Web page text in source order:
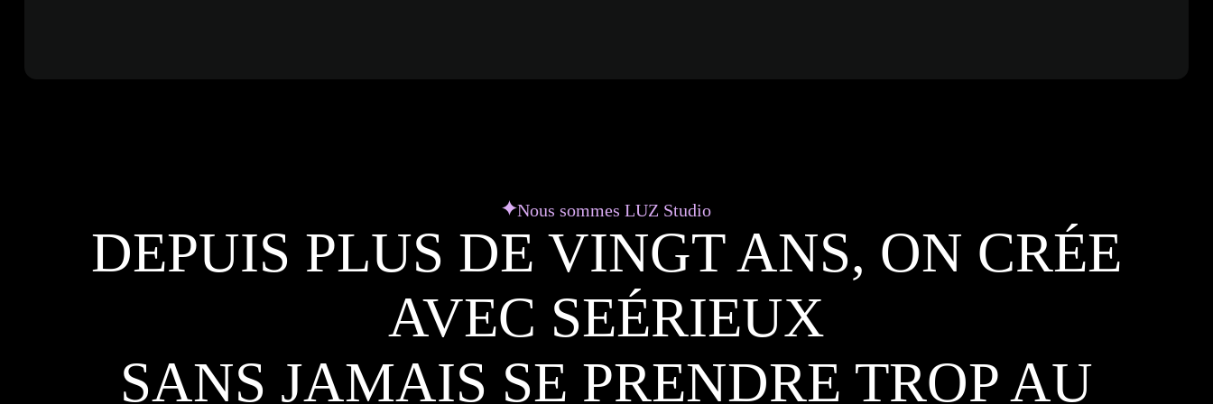
Nous sommes LUZ Studio
DEPUIS PLUS DE VINGT ANS, ON CRÉE
AVEC SEÉRIEUX
SANS JAMAIS SE PRENDRE TROP AU